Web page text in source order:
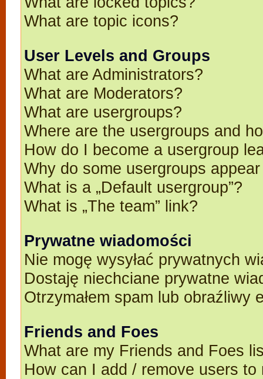
What are topic icons?
User Levels and Groups
What are Administrators?
What are Moderators?
What are usergroups?
Where are the usergroups and
How do I become a usergroup
Why do some usergroups
What is a „Default usergroup”?
What is „The team” link?
Prywatne wiadomości
Nie mogę wysyłać prywatnych
Dostaję niechciane prywatne
Otrzymałem spam lub obraźliwy
Friends and Foes
What are my Friends and Foes
How can I add / remove users